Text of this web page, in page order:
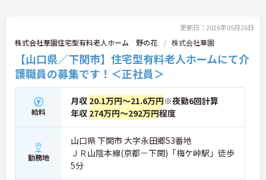
更新日：2026年05月26日
株式会社華園住宅型有料老人ホーム 野の花 株式会社華園
【山口県／下関市】住宅型有料老人ホームにて介
護職員の募集です！＜正社員＞
給料
月収 20.1万円～21.6万円※夜勤6回計算
年収 274万円～292万円程度
勤務地
山口県 下関市 大字永田郷53番地
ＪＲ山陰本線(京都－下関)「梅ケ峠駅」徒歩
5分